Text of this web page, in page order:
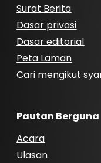
Surat Berita
Dasar privasi
Dasar editorial
Peta Laman
Cari mengikut
Pautan Berguna
Acara
Ulasan